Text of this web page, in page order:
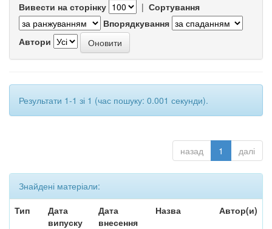
Вивести на сторінку | Сортування
Впорядкування
Автори
Результати 1-1 зі 1 (час пошуку: 0.001 секунди).
назад 1 далі
Знайдені матеріали:
Тип
Дата
випуску
Дата
внесення
Назва Автор(и)